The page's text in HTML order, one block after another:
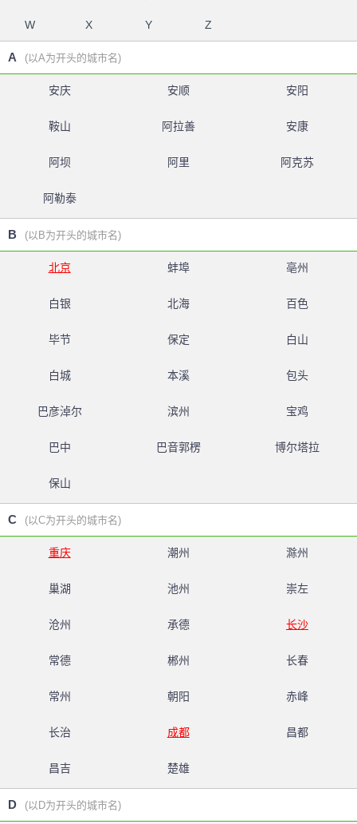
W X Y Z
A (以A为开头的城市名)
安庆 安顺 安阳
鞍山 阿拉善 安康
阿坝 阿里 阿克苏
阿勒泰
B (以B为开头的城市名)
北京 蚌埠 亳州
白银 北海 百色
毕节 保定 白山
白城 本溪 包头
巴彦淖尔 滨州 宝鸡
巴中 巴音郭楞 博尔塔拉
保山
C (以C为开头的城市名)
重庆 潮州 滁州
巢湖 池州 崇左
沧州 承德 长沙
常德 郴州 长春
常州 朝阳 赤峰
长治 成都 昌都
昌吉 楚雄
D (以D为开头的城市名)